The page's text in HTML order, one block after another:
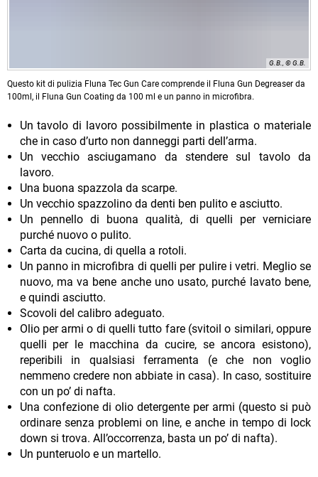
G.B., © G.B.
Questo kit di pulizia Fluna Tec Gun Care comprende il Fluna Gun Degreaser da
100ml, il Fluna Gun Coating da 100 ml e un panno in microfibra.
Un tavolo di lavoro possibilmente in plastica o materiale
che in caso d’urto non danneggi parti dell’arma.
Un vecchio asciugamano da stendere sul tavolo da
lavoro.
Una buona spazzola da scarpe.
Un vecchio spazzolino da denti ben pulito e asciutto.
Un pennello di buona qualità, di quelli per verniciare
purché nuovo o pulito.
Carta da cucina, di quella a rotoli.
Un panno in microfibra di quelli per pulire i vetri. Meglio se
nuovo, ma va bene anche uno usato, purché lavato bene,
e quindi asciutto.
Scovoli del calibro adeguato.
Olio per armi o di quelli tutto fare (svitoil o similari, oppure
quelli per le macchina da cucire, se ancora esistono),
reperibili in qualsiasi ferramenta (e che non voglio
nemmeno credere non abbiate in casa). In caso, sostituire
con un po’ di nafta.
Una confezione di olio detergente per armi (questo si può
ordinare senza problemi on line, e anche in tempo di lock
down si trova. All’occorrenza, basta un po’ di nafta).
Un punteruolo e un martello.